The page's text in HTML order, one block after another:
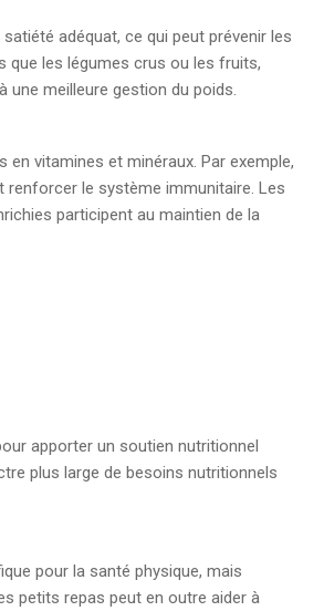
adéquat, ce qui peut prévenir les
que les légumes crus ou les fruits,
une meilleure gestion du poids.
vitamines et minéraux. Par exemple,
renforcer le système immunitaire. Les
participent au maintien de la
apporter un soutien nutritionnel
plus large de besoins nutritionnels
pour la santé physique, mais
petits repas peut en outre aider à